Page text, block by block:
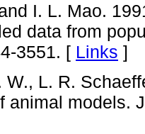
I. L. Mao.
data from
3551. [ Links ]
W., L. R.
animal models.